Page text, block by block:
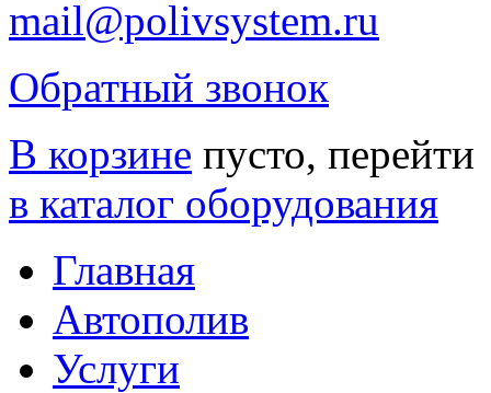
mail@polivsystem.ru
Обратный звонок
В корзине пусто, перейти
в каталог оборудования
Главная
Автополив
Услуги